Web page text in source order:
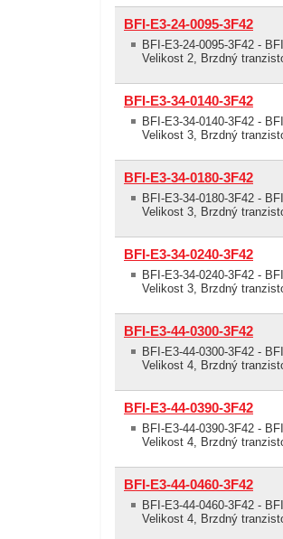
BFI-E3-24-0095-3F42
BFI-E3-24-0095-3F42 -
Velikost 2, Brzdný
BFI-E3-34-0140-3F42
BFI-E3-34-0140-3F42 -
Velikost 3, Brzdný
BFI-E3-34-0180-3F42
BFI-E3-34-0180-3F42 -
Velikost 3, Brzdný
BFI-E3-34-0240-3F42
BFI-E3-34-0240-3F42 -
Velikost 3, Brzdný
BFI-E3-44-0300-3F42
BFI-E3-44-0300-3F42 -
Velikost 4, Brzdný
BFI-E3-44-0390-3F42
BFI-E3-44-0390-3F42 -
Velikost 4, Brzdný
BFI-E3-44-0460-3F42
BFI-E3-44-0460-3F42 -
Velikost 4, Brzdný